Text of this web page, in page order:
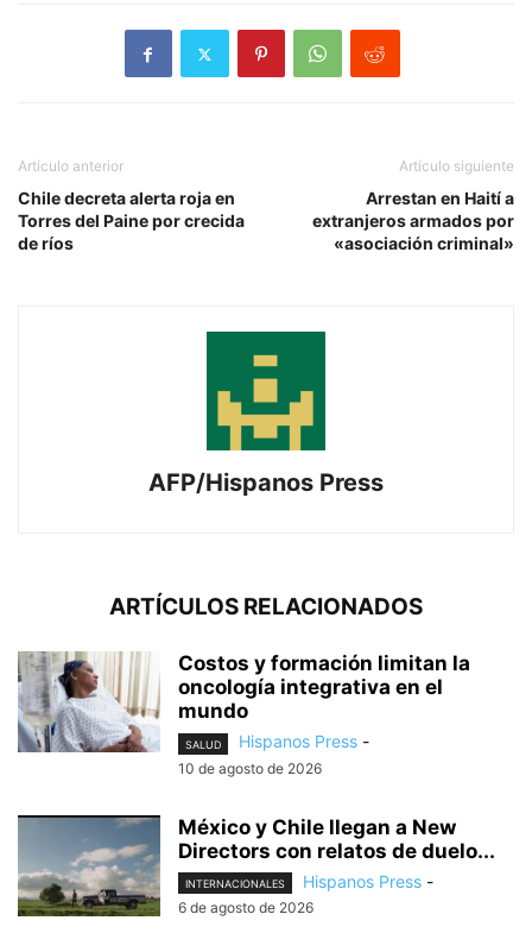
Artículo anterior
Chile decreta alerta roja en
Torres del Paine por crecida
de ríos
Artículo siguiente
Arrestan en Haití a
extranjeros armados por
«asociación criminal»
AFP/Hispanos Press
ARTÍCULOS RELACIONADOS
Costos y formación limitan la
oncología integrativa en el
mundo
SALUD Hispanos Press -
10 de agosto de 2026
México y Chile llegan a New
Directors con relatos de duelo...
INTERNACIONALES Hispanos Press -
6 de agosto de 2026